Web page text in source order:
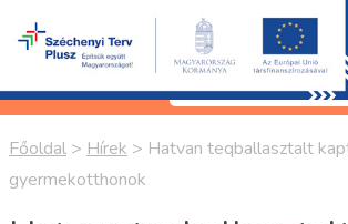
Főoldal > Hírek > Hatvan teqballasztalt
gyermekotthonok